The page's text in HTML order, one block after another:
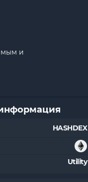
и
HASHDEX
Utility